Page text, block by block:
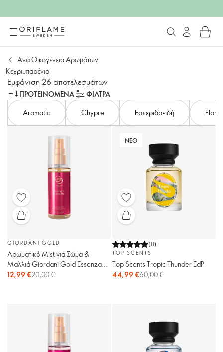
Ανά Οικογένεια Αρωμάτων
Κεχριμπαρένιο
Εμφάνιση 26 αποτελεσμάτων
ΠΡΟΤΕΙΝΌΜΕΝΑ
ΦΙΛΤΡΑ
Aromatic
Chypre Εσπεριδοειδή Floral
GIORDANI GOLD
Αρωματικό Mist για Σώμα &
Μαλλιά Giordani Gold Essenza
Supreme
12,99 €20,00 €
ΝΕΟ
(11)
TOP SCENTS
Top Scents Tropic Thunder EdP
44,99 €60,00 €